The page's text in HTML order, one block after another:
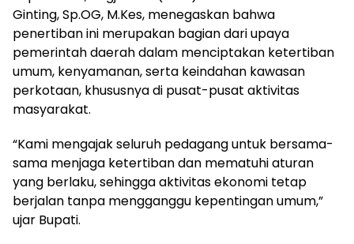
Ginting, Sp.OG, M.Kes, menegaskan bahwa
penertiban ini merupakan bagian dari upaya
pemerintah daerah dalam menciptakan ketertiban
umum, kenyamanan, serta keindahan kawasan
perkotaan, khususnya di pusat-pusat aktivitas
masyarakat.
“Kami mengajak seluruh pedagang untuk bersama-
sama menjaga ketertiban dan mematuhi aturan
yang berlaku, sehingga aktivitas ekonomi tetap
berjalan tanpa mengganggu kepentingan umum,”
ujar Bupati.